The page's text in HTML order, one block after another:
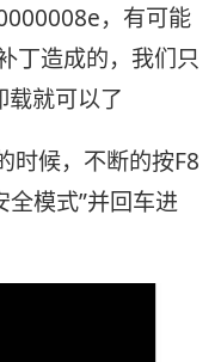
，有可能
丁造成的，我们只
就可以了
时候，不断的按F8
全模式”并回车进